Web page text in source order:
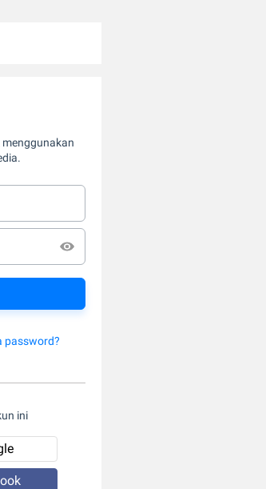
menggunakan
password?
ini